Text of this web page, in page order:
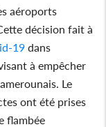
aéroports
décision fait à
19 dans
à empêcher
Le
ont été prises
flambée